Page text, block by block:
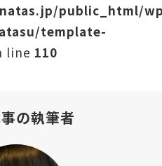
public_html/
template-
line 110
の執筆者